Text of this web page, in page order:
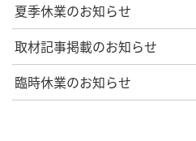
夏季休業のお知らせ
取材記事掲載のお知らせ
臨時休業のお知らせ